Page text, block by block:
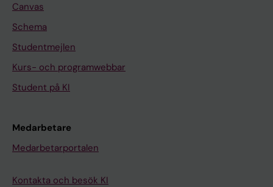
Canvas
Schema
Studentmejlen
Kurs- och programwebbar
Student på KI
Medarbetare
Medarbetarportalen
Kontakta och besök KI